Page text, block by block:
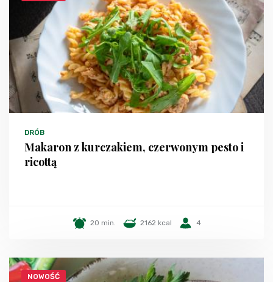
DRÓB
Makaron z kurczakiem, czerwonym pesto i
ricottą
20 min. 2162 kcal 4
NOWOŚĆ